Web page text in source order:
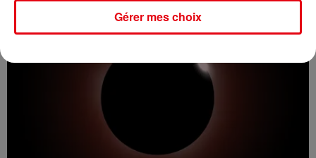
Gérer mes choix